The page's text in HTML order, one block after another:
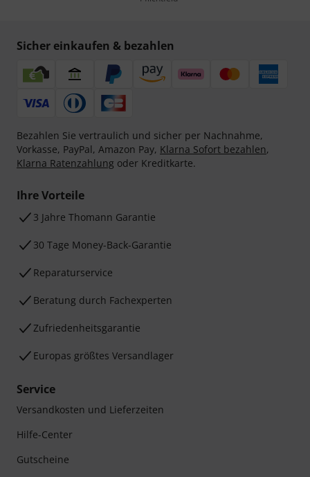
Sicher einkaufen & bezahlen
Bezahlen Sie vertraulich und sicher per Nachnahme,
Vorkasse, PayPal, Amazon Pay, Klarna Sofort bezahlen,
Klarna Ratenzahlung oder Kreditkarte.
Ihre Vorteile
3 Jahre Thomann Garantie
30 Tage Money-Back-Garantie
Reparaturservice
Beratung durch Fachexperten
Zufriedenheitsgarantie
Europas größtes Versandlager
Service
Versandkosten und Lieferzeiten
Hilfe-Center
Gutscheine